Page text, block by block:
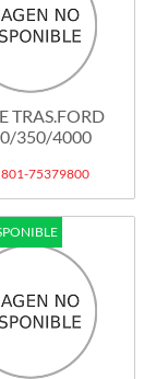
TRAS.FORD
350/4000
801-75379800